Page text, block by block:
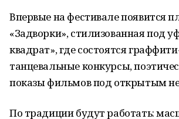
Впервые на фестивале появится
«Задворки», стилизованная под
квадрат», где состоятся
танцевальные конкурсы,
показы фильмов под открытым
По традиции будут работать: